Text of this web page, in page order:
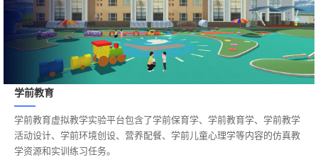
学前教育
——
学前教育虚拟教学实验平台包含了学前保育学、学前教育学、学前教学
活动设计、学前环境创设、营养配餐、学前儿童心理学等内容的仿真教
学资源和实训练习任务。